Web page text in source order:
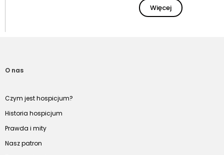
Więcej
O nas
Czym jest hospicjum?
Historia hospicjum
Prawda i mity
Nasz patron